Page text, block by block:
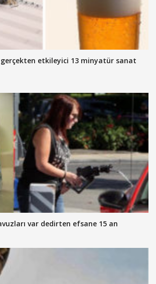
gerçekten etkileyici 13 minyatür sanat
var dedirten efsane 15 an